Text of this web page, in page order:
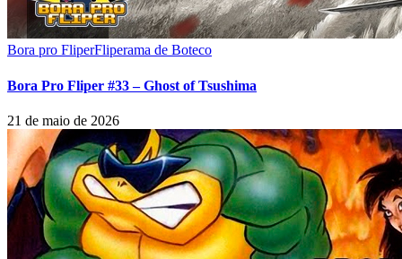
Bora pro FliperFliperama de Boteco
Bora Pro Fliper #33 – Ghost of Tsushima
21 de maio de 2026